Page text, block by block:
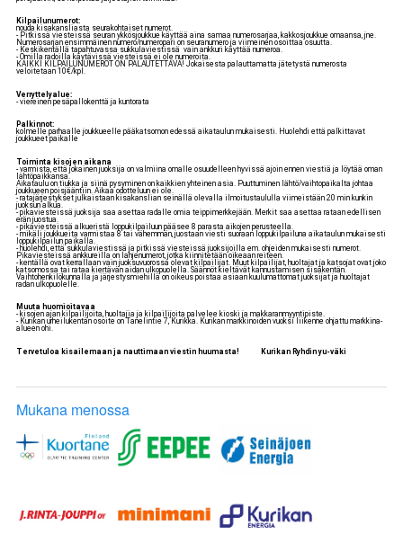
Kilpailunumerot:
nouda kisakansliasta seurakohtaiset numerot.
- Pitkissä viesteissä seuran ykkösjoukkue käyttää aina samaa numerosarjaa, kakkosjoukkue omaansa, jne.
Numerosarjan ensimmäinen numero/numeropari on seuranumero ja viimeinen osoittaa osuutta.
- Keskikentällä tapahtuvassa sukkulaviestissä vain ankkuri käyttää numeroa.
- Omilla radoilla käytävissä viesteissä ei ole numeroita.
KAIKKI KILPAILUNUMEROT ON PALAUTETTAVA! Jokaisesta palauttamatta jätetystä numerosta
veloitetaan 10€/kpl.
Verryttelyalue:
- viereinen pesäpallokenttä ja kuntorata
Palkinnot:
kolmelle parhaalle joukkueelle pääkatsomon edessä aikataulun mukaisesti. Huolehdi että palkittavat
joukkueet paikalle
Toiminta kisojen aikana
- varmista, että jokainen juoksija on valmiina omalle osuudelleen hyvissä ajoin ennen viestiä ja löytää oman
lähtöpaikkansa.
Aikataulu on tiukka ja siinä pysyminen on kaikkien yhteinen asia. Puuttuminen lähtö/vaihtopaikalta johtaa
joukkueen poisjääntiin. Aikaa odotteluun ei ole.
- ratajärjestykset julkaistaan kisakanslian seinällä olevalla ilmoitustaululla viimeistään 20 min kunkin
juoksun alkua.
- pikaviesteissä juoksija saa asettaa radalle omia teippimerkkejään. Merkit saa asettaa rataan edellisen
erän juostua.
- pikaviesteissä alkueristä loppukilpailuun pääsee 8 parasta aikojen perusteella.
- mikäli joukkueita varmistaa 8 tai vähemmän, juostaan viesti suoraan loppukilpailuna aikataulun mukaisesti
loppukilpailun paikalla.
- huolehdi, että sukkulaviestissä ja pitkissä viesteissä juoksijoilla em. ohjeiden mukaisesti numerot.
Pikaviesteissä ankkureilla on lahjenumerot, jotka kiinnitetään oikeaan reiteen.
- kentällä ovat kerrallaan vain juoksuvuorossa olevat kilpailijat. Muut kilpailijat, huoltajat ja katsojat ovat joko
katsomossa tai rataa kiertävän aidan ulkopuolella. Säännöt kieltävät kannustamisen sisäkentän.
Vaihtohenkilökunnalla ja järjestysmiehillä on oikeus poistaa asiaan kuulumattomat juoksijat ja huoltajat
radan ulkopuolelle.
Muuta huomioitavaa
- kisojen ajan kilpailijoita, huoltajia ja kilpailijoita palvelee kioski ja makkaranmyyntipiste.
- Kurikan urheilukentän osoite on Tanelintie 7, Kurikka. Kurikan markkinoiden vuoksi liikenne ohjattu markkina-
alueen ohi.
Tervetuloa kisailemaan ja nauttimaan viestin huumasta! Kurikan Ryhdin yu-väki
Mukana menossa